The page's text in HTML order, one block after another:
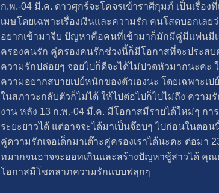
ก.พ.-04 มี.ค. ดาวศุกร์จะโคจรเข้าราศีกุมภ์ เป็นเรื่อ
เมษโดยเฉพาะเรื่องเงินและความรัก คนโสดบอกเ
อยากเข้ามาจีบ ปัญหาคือคนที่เข้ามาก็มักมีคู่มีแฟนมี
ครองคนรัก คู่ครองคนรักช่วงนี้ก็มีโอกาสที่จะประสบ
ความรักปล่อยๆ จอยไปก็ดีจะได้ไม่ปวดหัวมากนะคะ
ความอยากสบายเปย์หนักของตัวเองนะ โดยเฉพาะเ
ในสภาวะกลับตัวก็ไม่ได้ ให้ไปต่อไปก็ไปไม่ถึง ความ
งาน หลัง 13 ก.พ.-04 มี.ค. มีโอกาสมีรายได้ใหม่ๆ ก
ระยะยาวได้ แต่อาจจะได้มาเป็นจ๊อบๆ ไปก่อนในต
คู่ความรักเจอเด็กมาเต๊าะคู่ครองเราได้นะคะ ต่อมา
ทมากจนอาจจะฮอทเกินและสร้างปัญหาชู้สาวได้ คุณ
โอกาสมีโชคลาภความรักแบบฟลุกๆ